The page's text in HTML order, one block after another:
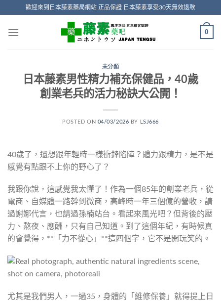
content
歡迎來到日本藤素藥局網站 正品保證 日本藤素享受30天無效退款
0
未分類
日本藤素男性精力補充保健品，40歲
創業老兵的活力秘訣大公開！
POSTED ON 04/03/2026 BY LSJ666
40歲了，還想跟年輕時一樣衝鋒陷陣？體力跟精力，是不是
感覺有點跟不上你的野心了？
我跟你說，這感覺我太懂了！作為一個85年的創業老兵，從
電商、自媒體一路幹到微商，高峰時一年三個億的營收，請
過謝娜代言，也請過孫楠站台。看起來風光吧？但背後的壓
力、熬夜、應酬，只有自己知道。到了這個年紀，有時候真
的會覺得，**「力不從心」**這四個字，它不是開玩笑的。
尤其是我們男人，一過35，身體的「維修保養」就得提上日